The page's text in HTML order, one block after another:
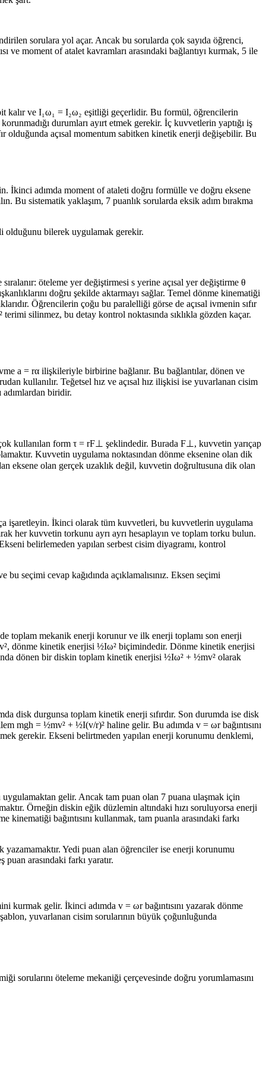
sorulara yol açar. Ancak bu sorularda çok sayıda öğrenci,
ve moment of atalet kavramları arasındaki bağlantıyı kurmak, 5 ile
kalır ve I₁ω₁ = I₂ω₂ eşitliği geçerlidir. Bu formül, öğrencilerin
durumları ayırt etmek gerekir. İç kuvvetlerin yaptığı iş
olduğunda açısal momentum sabitken kinetik enerji değişebilir. Bu
İkinci adımda moment of ataleti doğru formülle ve doğru eksene
Bu sistematik yaklaşım, 7 puanlık sorularda eksik adım bırakma
olduğunu bilerek uygulamak gerekir.
öteleme yer değiştirmesi s yerine açısal yer değiştirme θ
doğru şekilde aktarmayı sağlar. Temel dönme kinematiği
Öğrencilerin çoğu bu paralelliği görse de açısal ivmenin sıfır
silinmez, bu detay kontrol noktasında sıklıkla gözden kaçar.
a = rα ilişkileriyle birbirine bağlanır. Bu bağlantılar, dönen ve
kullanılır. Teğetsel hız ve açısal hız ilişkisi ise yuvarlanan cisim
biridir.
kullanılan form τ = rF⊥ şeklindedir. Burada F⊥, kuvvetin yarıçap
Kuvvetin uygulama noktasından dönme eksenine olan dik
eksene olan gerçek uzaklık değil, kuvvetin doğrultusuna dik olan
işaretleyin. İkinci olarak tüm kuvvetleri, bu kuvvetlerin uygulama
her kuvvetin torkunu ayrı ayrı hesaplayın ve toplam torku bulun.
belirlemeden yapılan serbest cisim diyagramı, kontrol
seçimi cevap kağıdında açıklamalısınız. Eksen seçimi
toplam mekanik enerji korunur ve ilk enerji toplamı son enerji
dönme kinetik enerjisi ½Iω² biçimindedir. Dönme kinetik enerjisi
dönen bir diskin toplam kinetik enerjisi ½Iω² + ½mv² olarak
disk durgunsa toplam kinetik enerji sıfırdır. Son durumda ise disk
mgh = ½mv² + ½I(v/r)² haline gelir. Bu adımda v = ωr bağıntısını
gerekir. Ekseni belirtmeden yapılan enerji korunumu denklemi,
gelir. Ancak tam puan olan 7 puana ulaşmak için
Örneğin diskin eğik düzlemin altındaki hızı soruluyorsa enerji
bağıntısını kullanmak, tam puanla arasındaki farkı
Yedi puan alan öğrenciler ise enerji korunumu
arasındaki farkı yaratır.
kurmak gelir. İkinci adımda v = ωr bağıntısını yazarak dönme
yuvarlanan cisim sorularının büyük çoğunluğunda
öteleme mekaniği çerçevesinde doğru yorumlamasını